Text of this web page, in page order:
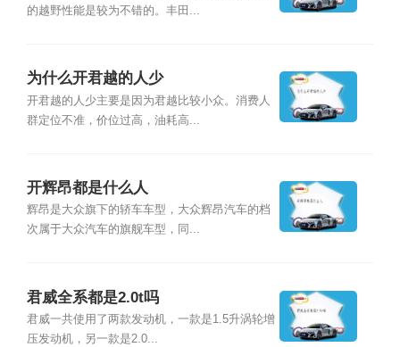
的越野性能是较为不错的。丰田...
为什么开君越的人少
开君越的人少主要是因为君越比较小众。消费人
群定位不准，价位过高，油耗高...
开辉昂都是什么人
辉昂是大众旗下的轿车车型，大众辉昂汽车的档
次属于大众汽车的旗舰车型，同...
君威全系都是2.0t吗
君威一共使用了两款发动机，一款是1.5升涡轮增
压发动机，另一款是2.0...